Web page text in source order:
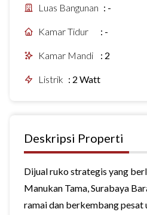
Luas Bangunan : -
Kamar Tidur : -
Kamar Mandi : 2
Listrik : 2 Watt
Deskripsi Properti
Dijual ruko strategis yang
Manukan Tama, Surabaya
ramai dan berkembang